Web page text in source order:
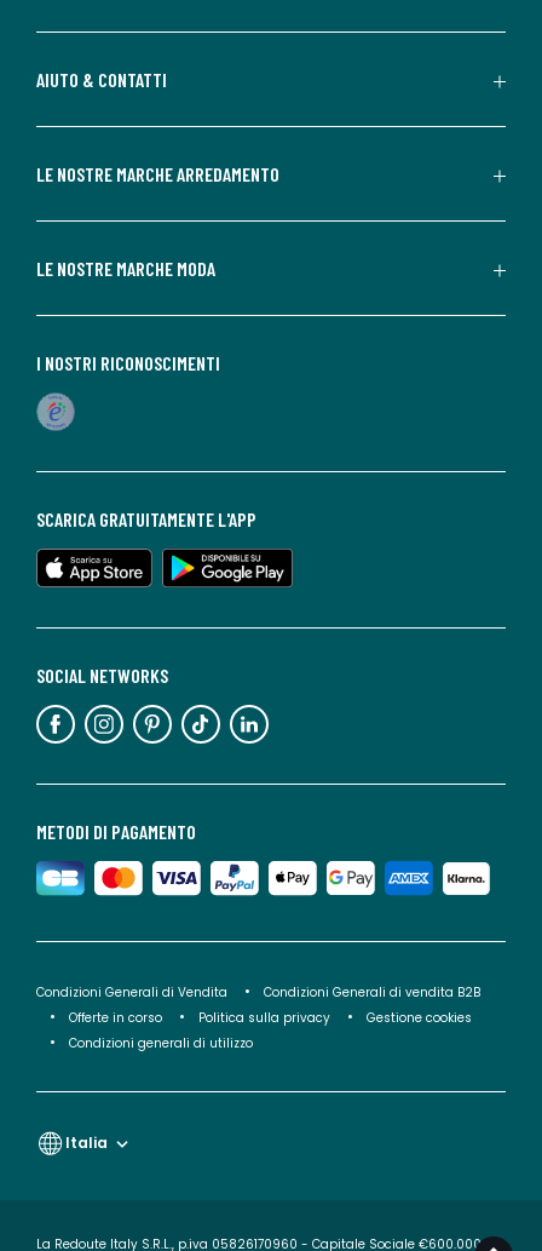
AIUTO & CONTATTI
LE NOSTRE MARCHE ARREDAMENTO
LE NOSTRE MARCHE MODA
METODI DI PAGAMENTO
SOCIAL NETWORKS
SCARICA GRATUITAMENTE L'APP
I NOSTRI RICONOSCIMENTI
Condizioni Generali di Vendita
Condizioni Generali di vendita B2B
Offerte in corso
Politica sulla privacy
Gestione cookies
Condizioni generali di utilizzo
Italia
La Redoute Italy S.R.L., p.iva 05826170960 - Capitale Sociale €600.000,00